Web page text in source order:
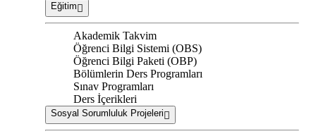
Eğitim
Akademik Takvim
Öğrenci Bilgi Sistemi (OBS)
Öğrenci Bilgi Paketi (OBP)
Bölümlerin Ders Programları
Sınav Programları
Ders İçerikleri
Sosyal Sorumluluk Projeleri